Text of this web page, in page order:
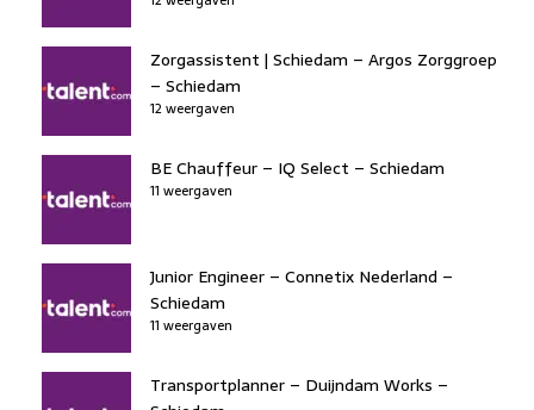
Zorgassistent | Schiedam – Argos Zorggroep
– Schiedam
12 weergaven
BE Chauffeur – IQ Select – Schiedam
11 weergaven
Junior Engineer – Connetix Nederland –
Schiedam
11 weergaven
Transportplanner – Duijndam Works –